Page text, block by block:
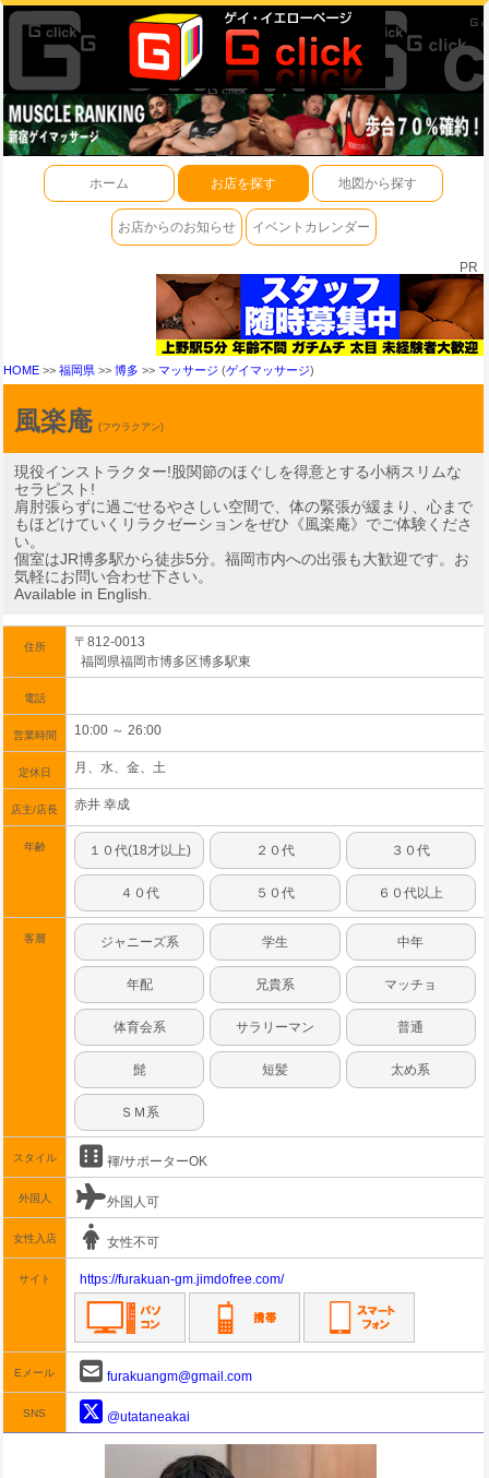
ホーム お店を探す 地図から探す
お店からのお知らせ イベントカレンダー
PR
HOME >> 福岡県 >> 博多 >> マッサージ (ゲイマッサージ)
風楽庵 (フウラクアン)
現役インストラクター!股関節のほぐしを得意とする小柄スリムな
セラピスト!
肩肘張らずに過ごせるやさしい空間で、体の緊張が緩まり、心まで
もほどけていくリラクゼーションをぜひ《風楽庵》でご体験くださ
い。
個室はJR博多駅から徒歩5分。福岡市内への出張も大歓迎です。お
気軽にお問い合わせ下さい。
Available in English.
住所
〒812-0013
福岡県福岡市博多区博多駅東
電話
営業時間 10:00 ～ 26:00
定休日 月、水、金、土
店主/店長 赤井 幸成
年齢 １０代(18才以上) ２０代 ３０代
４０代 ５０代 ６０代以上
客層 ジャニーズ系 学生 中年
年配 兄貴系 マッチョ
体育会系 サラリーマン 普通
髭 短髪 太め系
ＳＭ系
スタイル 褌/サポーターOK
外国人 外国人可
女性入店 女性不可
サイト https://furakuan-gm.jimdofree.com/
Eメール furakuangm@gmail.com
SNS @utataneakai